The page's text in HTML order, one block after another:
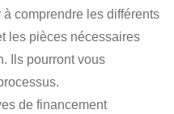
comprendre les différents
les pièces nécessaires
Ils pourront vous
de financement